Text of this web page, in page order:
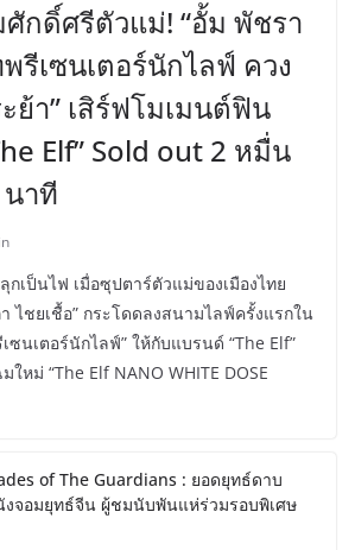
กดิ์ศรีตัวแม่! “อั้ม พัชรา
รีเซนเตอร์นักไลฟ์ ควง
ย้า” เสิร์ฟโมเมนต์ฟิน
Elf” Sold out 2 หมื่น
าที
กเป็นไฟ เมื่อซุปตาร์ตัวแม่ของเมืองไทย
ไชยเชื้อ” กระโดดลงสนามไลฟ์ครั้งแรกใน
ซนเตอร์นักไลฟ์” ให้กับแบรนด์ “The Elf”
หม่ “The Elf NANO WHITE DOSE
of The Guardians : ยอดยุทธ์ดาบ
งจอมยุทธ์จีน ผู้ชมนับพันแห่ร่วมรอบพิเศษ